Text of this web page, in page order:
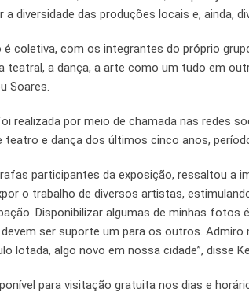
a diversidade das produções locais e, ainda,
é coletiva, com os integrantes do próprio
teatral, a dança, a arte como um tudo em
Soares.
realizada por meio de chamada nas redes
e dança dos últimos cinco anos,
participantes da exposição, ressaltou a
o trabalho de diversos artistas,
Disponibilizar algumas de minhas fotos
ser suporte um para os outros.
lotada, algo novo em nossa cidade”, disse
para visitação gratuita nos dias e